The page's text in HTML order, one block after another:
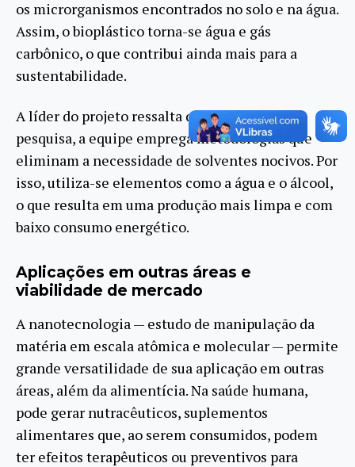
os microrganismos encontrados no solo e na água.
Assim, o bioplástico torna-se água e gás
carbônico, o que contribui ainda mais para a
sustentabilidade.
A líder do projeto ressalta que, ao longo da
pesquisa, a equipe emprega metodologias que
eliminam a necessidade de solventes nocivos. Por
isso, utiliza-se elementos como a água e o álcool,
o que resulta em uma produção mais limpa e com
baixo consumo energético.
Aplicações em outras áreas e
viabilidade de mercado
A nanotecnologia — estudo de manipulação da
matéria em escala atômica e molecular — permite
grande versatilidade de sua aplicação em outras
áreas, além da alimentícia. Na saúde humana,
pode gerar nutracêuticos, suplementos
alimentares que, ao serem consumidos, podem
ter efeitos terapêuticos ou preventivos para